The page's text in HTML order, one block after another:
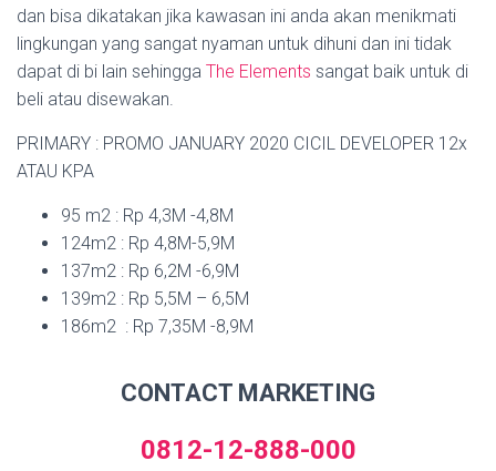
dan bisa dikatakan jika kawasan ini anda akan menikmati
lingkungan yang sangat nyaman untuk dihuni dan ini tidak
dapat di bi lain sehingga The Elements sangat baik untuk di
beli atau disewakan.
PRIMARY : PROMO JANUARY 2020 CICIL DEVELOPER 12x
ATAU KPA
95 m2 : Rp 4,3M -4,8M
124m2 : Rp 4,8M-5,9M
137m2 : Rp 6,2M -6,9M
139m2 : Rp 5,5M – 6,5M
186m2 : Rp 7,35M -8,9M
CONTACT MARKETING
0812-12-888-000